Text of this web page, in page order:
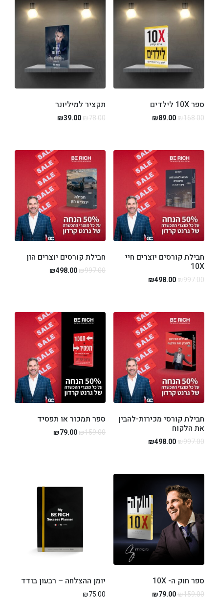
ספר 10X לילדים
₪168.00
₪89.00
תקציר למיליונר
₪78.00
₪39.00
חבילת קורסים יוצרים חיי
10X
₪997.00
₪498.00
חבילת קורסים יוצרים הון
₪997.00
₪498.00
חבילת קורסי מכירות-להבין
את הלקוח
₪997.00
₪498.00
ספר תמכור או תפסיד
₪159.00
₪79.00
ספר חוק ה- 10X
₪159.00
₪79.00
יומן ההצלחה – רבעון בודד
₪75.00
לורם איפסום דולור סיט אמט, קונסקטורר
אדיפיסינג אלית לפרומי בלוף קינץ תתיח לרעח. לת
צשחמי צש בליא, מנסוטו צמלח לביקו ננבי, צמוקו
בלוקריה.